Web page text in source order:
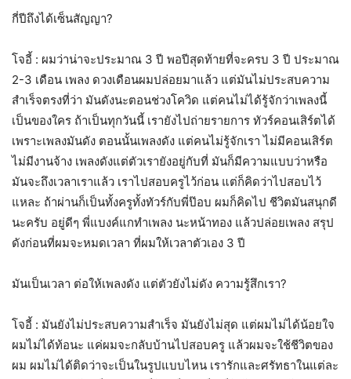
กี่ปีถึงได้เซ็นสัญญา?
โจอี้ : ผมว่าน่าจะประมาณ 3 ปี พอปีสุดท้ายที่จะครบ 3 ปี ประมาณ
2-3 เดือน เพลง ดวงเดือนผมปล่อยมาแล้ว แต่มันไม่ประสบความ
สำเร็จตรงที่ว่า มันดังนะตอนช่วงโควิด แต่คนไม่ได้รู้จักว่าเพลงนี้
เป็นของใคร ถ้าเป็นทุกวันนี้ เรายังไปถ่ายรายการ ทัวร์คอนเสิร์ตได้
เพราะเพลงมันดัง ตอนนั้นเพลงดัง แต่คนไม่รู้จักเรา ไม่มีคอนเสิร์ต
ไม่มีงานจ้าง เพลงดังแต่ตัวเรายังอยู่กับที่ มันก็มีความแบบว่าหรือ
มันจะถึงเวลาเราแล้ว เราไปสอบครูไว้ก่อน แต่ก็คิดว่าไปสอบไว้
แหละ ถ้าผ่านก็เป็นทั้งครูทั้งทัวร์กับพี่ป๊อบ ผมก็คิดไป ชีวิตมันสนุกดี
นะครับ อยู่ดีๆ พี่แบงค์แกทำเพลง นะหน้าทอง แล้วปล่อยเพลง สรุป
ดังก่อนที่ผมจะหมดเวลา ที่ผมให้เวลาตัวเอง 3 ปี
มันเป็นเวลา ต่อให้เพลงดัง แต่ตัวยังไม่ดัง ความรู้สึกเรา?
โจอี้ : มันยังไม่ประสบความสำเร็จ มันยังไม่สุด แต่ผมไม่ได้น้อยใจ
ผมไม่ได้ท้อนะ แค่ผมจะกลับบ้านไปสอบครู แล้วผมจะใช้ชีวิตของ
ผม ผมไม่ได้ติดว่าจะเป็นในรูปแบบไหน เรารักและศรัทธาในแต่ละ